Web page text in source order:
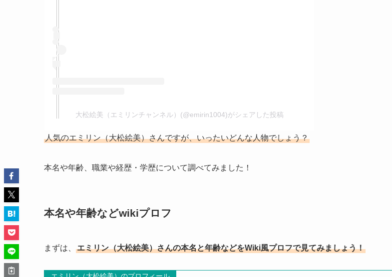
大松絵美（エミリンチャンネル）(@emirin1004)がシェアした投稿
人気のエミリン（大松絵美）さんですが、いったいどんな人物でしょう？
本名や年齢、職業や経歴・学歴について調べてみました！
本名や年齢などwikiプロフ
まずは、 エミリン（大松絵美）さんの本名と年齢などをWiki風プロフで見てみましょう！